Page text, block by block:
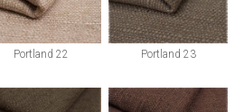
Portland 22 Portland 23